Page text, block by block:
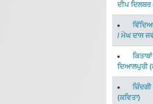
ਦੀਪ ਦਿਲਬਰ
/ ਮੇਘ ਦਾਸ
ਦਿਆਲਪੁਰੀ(
ਜ਼ਿੰਦਗੀ
(ਕਵਿਤਾ)